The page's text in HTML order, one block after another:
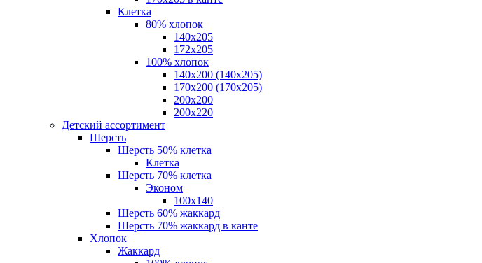
Клетка
80% хлопок
140x205
172х205
100% хлопок
140x200 (140х205)
170x200 (170х205)
200х200
200х220
Детский ассортимент
Шерсть
Шерсть 50% клетка
Клетка
Шерсть 70% клетка
Эконом
100x140
Шерсть 60% жаккард
Шерсть 70% жаккард в канте
Хлопок
Жаккард